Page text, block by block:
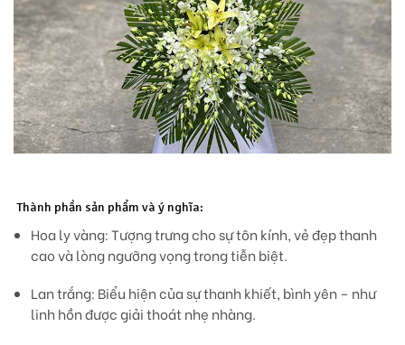
Thành phần sản phẩm và ý nghĩa:
Hoa ly vàng:Tượng trưng cho sự tôn kính, vẻ đẹp thanh
cao và lòng ngưỡng vọng trong tiễn biệt.
Lan trắng: Biểu hiện của sự thanh khiết, bình yên – như
linh hồn được giải thoát nhẹ nhàng.